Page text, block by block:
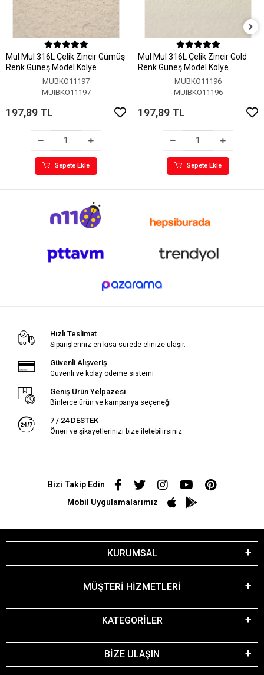
MuI MuI 316L Çelik Zincir Gümüş
Renk Güneş Model Kolye
MUBKO11197
MUIBKO11197
197,89 TL
Sepete Ekle
MuI MuI 316L Çelik Zincir Gold
Renk Güneş Model Kolye
MUBKO11196
MUIBKO11196
197,89 TL
Sepete Ekle
Hızlı Teslimat
Siparişleriniz en kısa sürede elinize ulaşır.
Güvenli Alışveriş
Güvenli ve kolay ödeme sistemi
Geniş Ürün Yelpazesi
Binlerce ürün ve kampanya seçeneği
7 / 24 DESTEK
Öneri ve şikayetlerinizi bize iletebilirsiniz.
Bizi Takip Edin
Mobil Uygulamalarımız
KURUMSAL
MÜŞTERİ HİZMETLERİ
KATEGORİLER
BİZE ULAŞIN